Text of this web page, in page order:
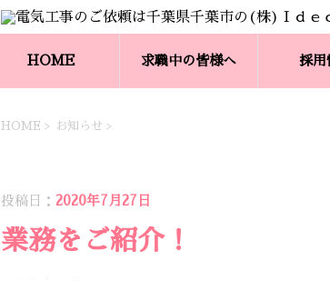
HOME 求職中の皆様へ 採用
HOME > お知らせ >
投稿日： 2020年7月27日
業務をご紹介！